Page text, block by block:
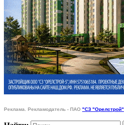
Реклама. Рекламодатель - ПАО "СЗ "Орелстрой"